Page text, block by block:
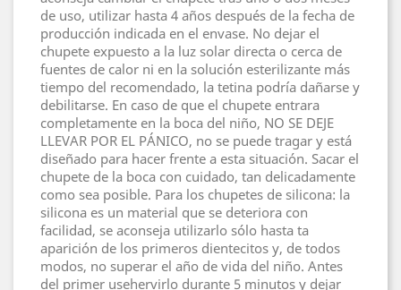
de uso, utilizar hasta 4 años después de la fecha de
producción indicada en el envase. No dejar el
chupete expuesto a la luz solar directa o cerca de
fuentes de calor ni en la solución esterilizante más
tiempo del recomendado, la tetina podría dañarse y
debilitarse. En caso de que el chupete entrara
completamente en la boca del niño, NO SE DEJE
LLEVAR POR EL PÁNICO, no se puede tragar y está
diseñado para hacer frente a esta situación. Sacar el
chupete de la boca con cuidado, tan delicadamente
como sea posible. Para los chupetes de silicona: la
silicona es un material que se deteriora con
facilidad, se aconseja utilizarlo sólo hasta ta
aparición de los primeros dientecitos y, de todos
modos, no superar el año de vida del niño. Antes
del primer usehervirlo durante 5 minutos y dejar